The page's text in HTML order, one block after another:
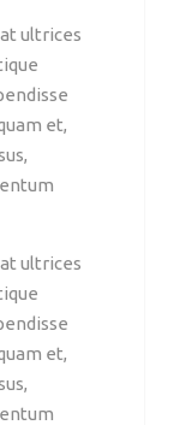
ultrices
et,
ultrices
et,